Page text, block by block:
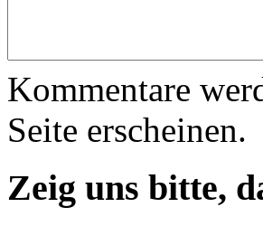
Kommentare
Seite erscheinen.
Zeig uns bitte,